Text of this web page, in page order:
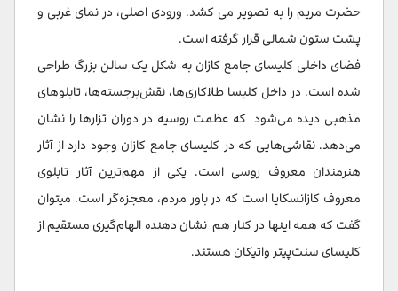
حضرت مریم را به تصویر می کشد. ورودی اصلی، در نمای غربی و
پشت ستون شمالی قرار گرفته است.
فضای داخلی کلیسای جامع کازان به شکل یک سالن بزرگ طراحی
شده است. در داخل کلیسا طلاکاری‌ها، نقش‌برجسته‌ها، تابلوهای
مذهبی دیده می‌شود که عظمت روسیه در دوران تزارها را نشان
می‌دهد. نقاشی‌هایی که در کلیسای جامع کازان وجود دارد از آثار
هنرمندان معروف روسی است. یکی از مهم‌ترین آثار تابلوی
معروف کازانسکایا است که در باور مردم، معجزه‌گر است. ميتوان
گفت كه همه اينها در كنار هم نشان دهنده الهام‌گیری مستقیم از
کلیسای سنت‌پیتر واتیکان هستند.